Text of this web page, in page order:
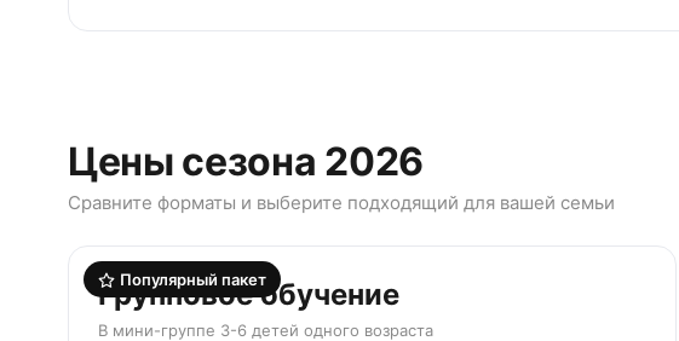
Цены сезона 2026
Сравните форматы и выберите подходящий для вашей семьи
Популярный пакет
Групповое обучение
В мини-группе 3-6 детей одного возраста